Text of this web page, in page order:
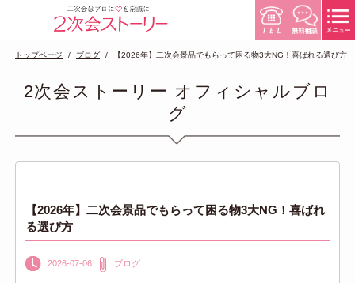
トップページ ブログ 【2026年】二次会景品でもらって困る物3大NG！喜ばれる選び方
2次会ストーリー オフィシャルブロ
グ
【2026年】二次会景品でもらって困る物3大NG！喜ばれ
る選び方
2026-07-06 ブログ